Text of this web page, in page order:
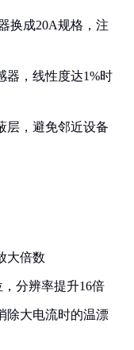
换成20A规格，注
器，线性度达1%时
层，避免邻近设备
大倍数
分辨率提升16倍
除大电流时的温漂